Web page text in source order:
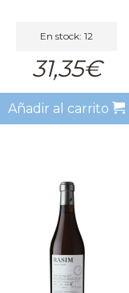
En stock: 12
31,35€
Añadir al carrito